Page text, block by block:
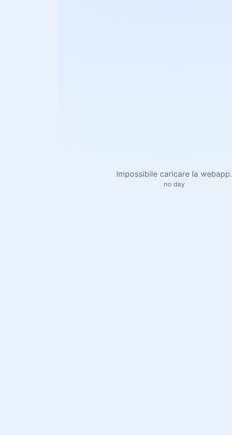
Impossibile caricare la webapp.
no day